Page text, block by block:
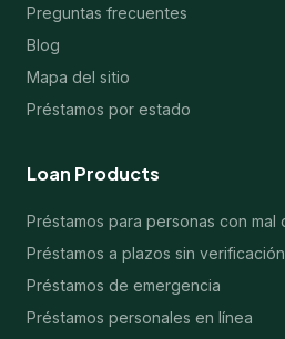
Preguntas frecuentes
Blog
Mapa del sitio
Préstamos por estado
Loan Products
Préstamos para personas con mal
Préstamos a plazos sin
Préstamos de emergencia
Préstamos personales en línea